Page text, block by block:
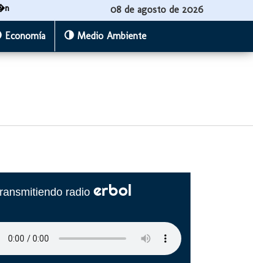
08 de agosto de 2026
Economía Medio Ambiente
radio erbol